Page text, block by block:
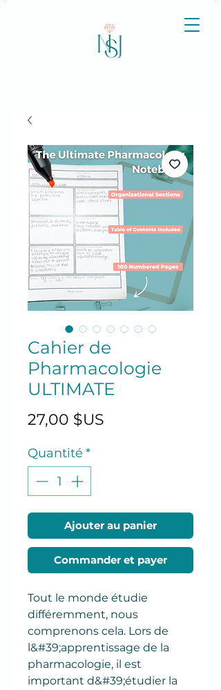
Cahier de
Pharmacologie
ULTIMATE
27,00 $US
Quantité *
Ajouter au panier
Commander et payer
Tout le monde étudie
différemment, nous
comprenons cela. Lors de
l&#39;apprentissage de la
pharmacologie, il est
important d&#39;étudier la